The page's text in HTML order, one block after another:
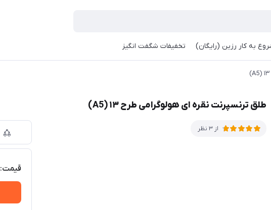
به کار رزین (رایگان) تخفیفات شگفت انگیز
طلق ترنسپرنت نقره ای هولوگرامی طرح ۱۳ (A5)
از 3 نظر
قیمت: